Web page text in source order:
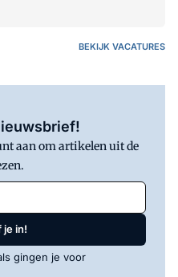
BEKIJK VACATURES
aan om artikelen uit de
je in!
gingen je voor